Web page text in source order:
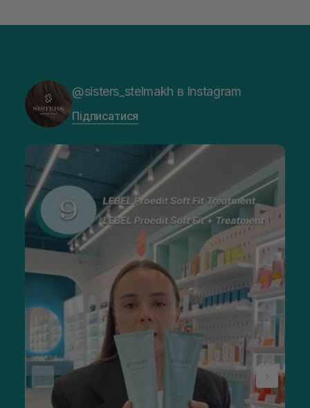
@sisters_stelmakh в Instagram
Підписатися